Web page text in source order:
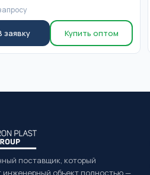
заявку Купить оптом
поставщик, который
инженерный объект полностью —